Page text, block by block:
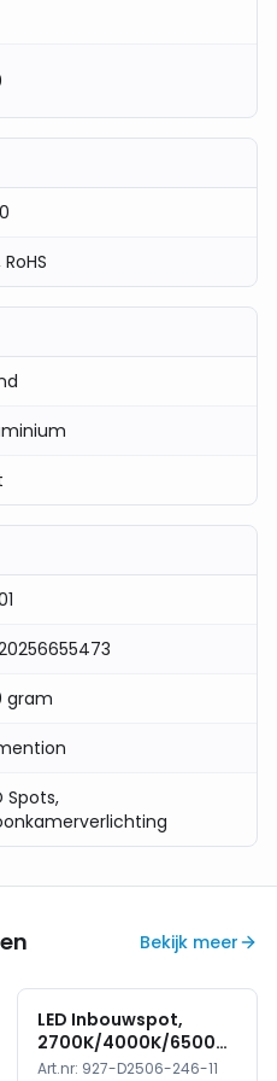
RoHS
gram
Spots,
Bekijk meer
LED Inbouwspot,
2700K/4000K/6500K,
Dimbaar, Wit, IP44
Art.nr: 927-D2506-246-11